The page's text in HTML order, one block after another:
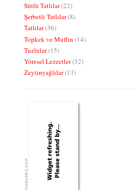
Sütlü Tatlılar(22)
Şerbetli Tatlılar(8)
Tatlılar(36)
Topkek ve Muffın (14)
Tuzlular(15)
Yöresel Lezzetler(32)
Zeytinyağlılar(13)